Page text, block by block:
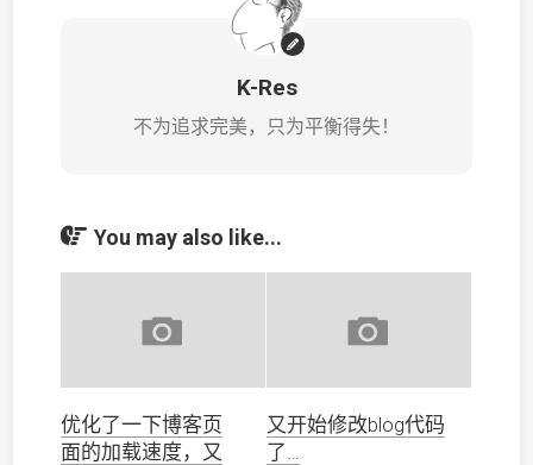
K-Res
不为追求完美，只为平衡得失！
You may also like...
优化了一下博客页
面的加载速度，又
又开始修改blog代码
了…